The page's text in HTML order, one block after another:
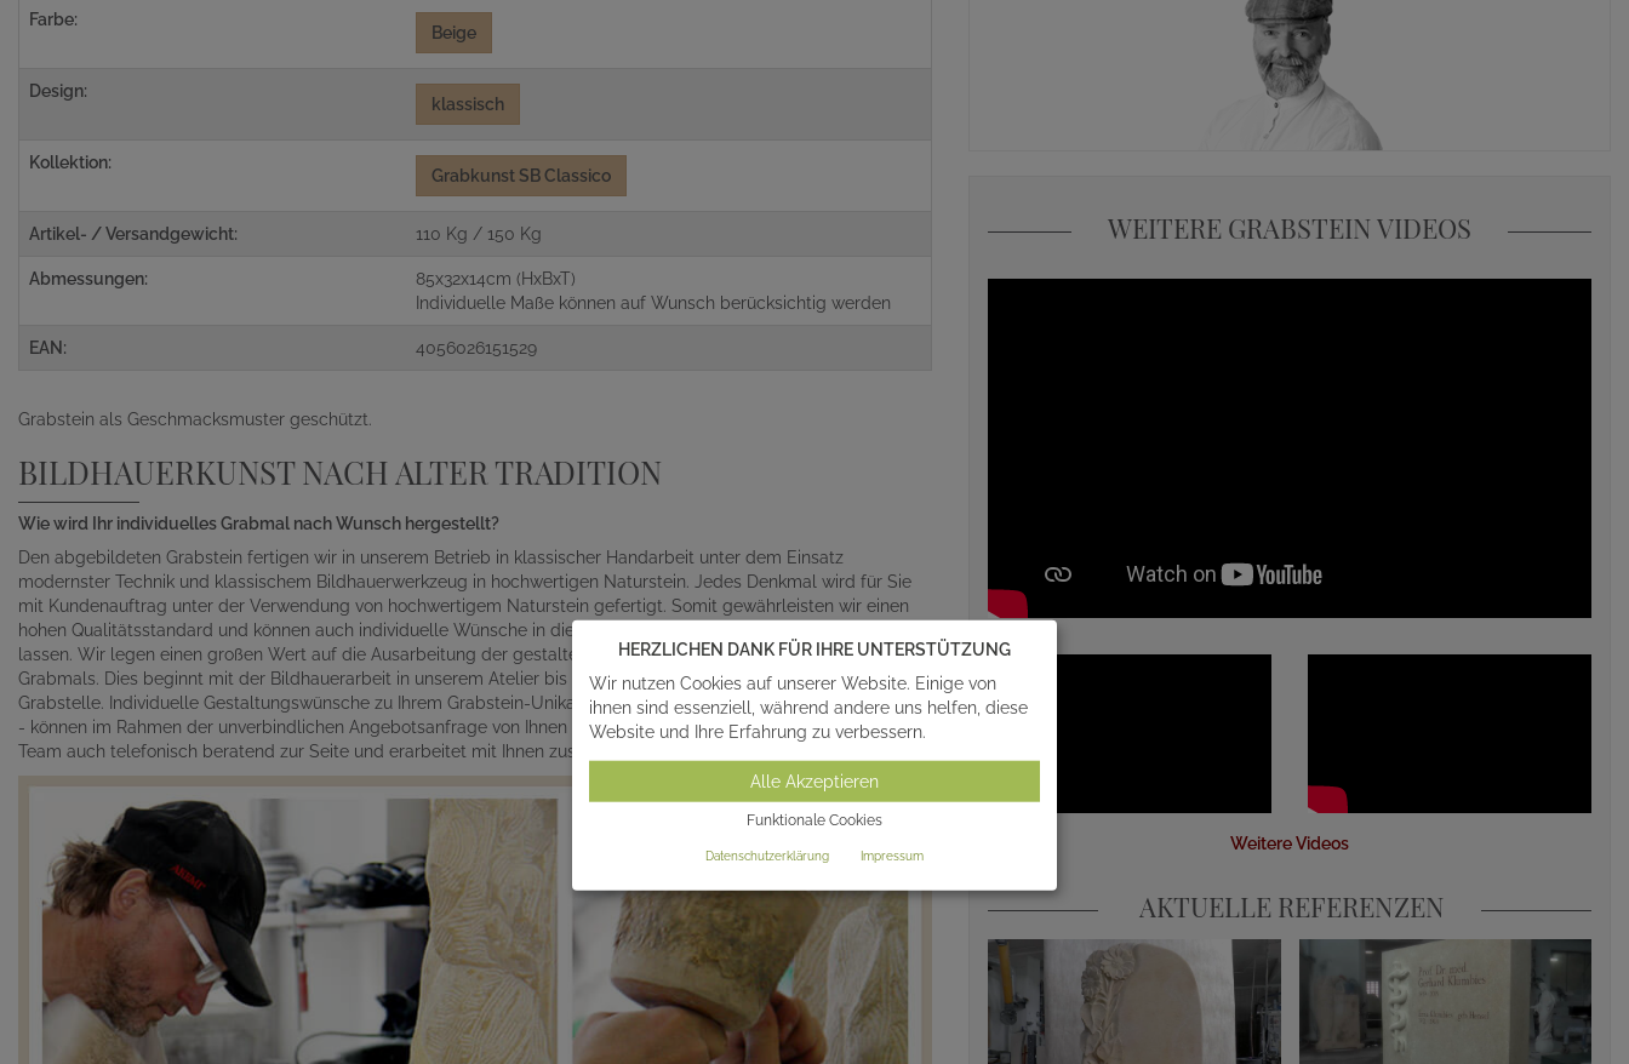
Farbe:
Beige
Design:
klassisch
Kollektion:
Grabkunst SB Classico
Artikel- / Versandgewicht: 110 Kg / 150 Kg
Abmessungen:
85x32x14cm (HxBxT)
Individuelle Maße können auf Wunsch berücksichtig werden
EAN: 4056026151529
Grabstein als Geschmacksmuster geschützt.
BILDHAUERKUNST NACH ALTER TRADITION
Wie wird Ihr individuelles Grabmal nach Wunsch hergestellt?
Den abgebildeten Grabstein fertigen wir in unserem Betrieb in klassischer Handarbeit unter dem Einsatz
modernster Technik und klassischem Bildhauerwerkzeug in hochwertigen Naturstein. Jedes Denkmal wird für Sie
mit Kundenauftrag unter der Verwendung von hochwertigem Naturstein gefertigt. Somit gewährleisten wir einen
hohen Qualitätsstandard und können auch individuelle Wünsche in die Gestaltung Ihres Grabsteins mit einfließen
lassen. Wir legen einen großen Wert auf die Ausarbeitung der gestalterischen Details und Feinheiten des
Grabmals. Dies beginnt mit der Bildhauerarbeit in unserem Atelier bis zum abschließenden Aufbau auf der
Grabstelle. Individuelle Gestaltungswünsche zu Ihrem Grabstein-Unikat, egal ob Beschriftung, Design oder Material
- können im Rahmen der unverbindlichen Angebotsanfrage von Ihnen mit angefragt werden. Gern steht Ihnen unser
Team auch telefonisch beratend zur Seite und erarbeitet mit Ihnen zusammen einen individuellen Grabmalentwurf.
WEITERE GRABSTEIN VIDEOS
Weitere Videos
AKTUELLE REFERENZEN
HERZLICHEN DANK FÜR IHRE UNTERSTÜTZUNG
Wir nutzen Cookies auf unserer Website. Einige von
ihnen sind essenziell, während andere uns helfen, diese
Website und Ihre Erfahrung zu verbessern.
Alle Akzeptieren
Funktionale Cookies
Datenschutzerklärung Impressum